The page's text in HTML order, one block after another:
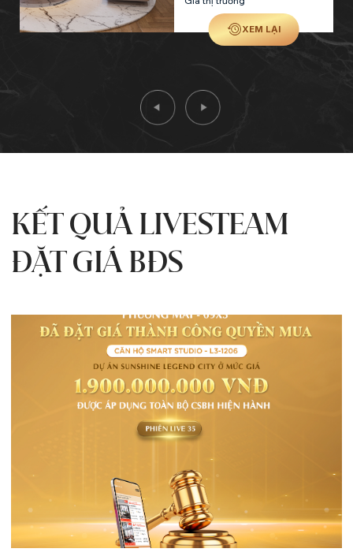
XEM LẠI
KẾT QUẢ LIVESTEAM
ĐẶT GIÁ BĐS